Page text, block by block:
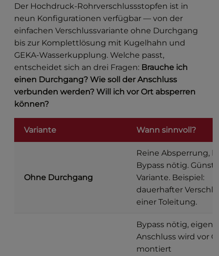
Der Hochdruck-Rohrverschlussstopfen ist in
neun Konfigurationen verfügbar — von der
einfachen Verschlussvariante ohne Durchgang
bis zur Komplettlösung mit Kugelhahn und
GEKA-Wasserkupplung. Welche passt,
entscheidet sich an drei Fragen: Brauche ich
einen Durchgang? Wie soll der Anschluss
verbunden werden? Will ich vor Ort absperren
können?
Variante Wann sinnvoll?
Ohne Durchgang
Reine Absperrung,
Bypass nötig.
Variante. Beispiel:
dauerhafter
einer Toleitung.
Bypass nötig,
Anschluss wird vor
montiert